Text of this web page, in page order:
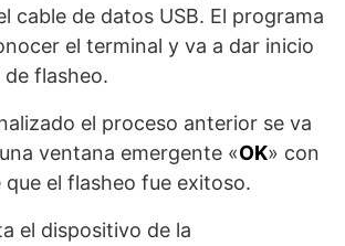
cable de datos USB. El programa
el terminal y va a dar inicio
flasheo.
el proceso anterior se va
ventana emergente «OK» con
que el flasheo fue exitoso.
el dispositivo de la